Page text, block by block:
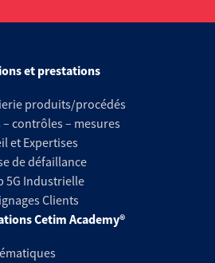
et prestations
produits/procédés
– contrôles – mesures
et Expertises
de défaillance
5G Industrielle
Clients
Cetim Academy®